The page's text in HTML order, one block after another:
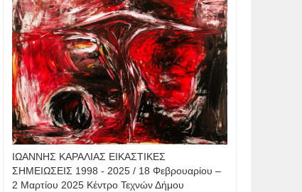
IΩΑΝΝΗΣ KAΡΑΛΙΑΣ ΕΙΚΑΣΤΙΚΕΣ
ΣΗΜΕΙΩΣΕΙΣ 1998 - 2025 / 18 Φεβρουαρίου –
2 Μαρτίου 2025 Κέντρο Τεχνών Δήμου